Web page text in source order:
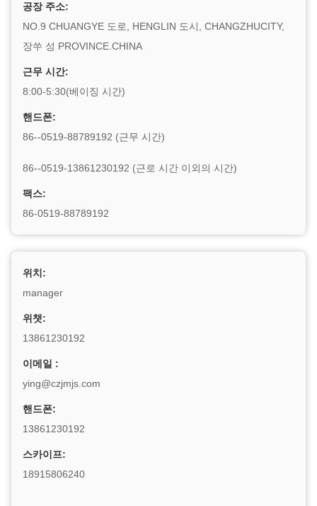
공장 주소:
NO.9 CHUANGYE 도로, HENGLIN 도시, CHANGZHUCITY,
장쑤 성 PROVINCE.CHINA
근무 시간:
8:00-5:30(베이징 시간)
핸드폰:
86--0519-88789192 (근무 시간)
86--0519-13861230192 (근로 시간 이외의 시간)
팩스:
86-0519-88789192
위치:
manager
위챗:
13861230192
이메일 :
ying@czjmjs.com
핸드폰:
13861230192
스카이프:
18915806240